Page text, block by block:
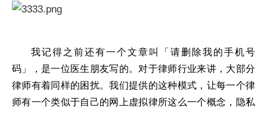
我记得之前还有一个文章叫「请删除我的手机号
码」，是一位医生朋友写的。对于律师行业来讲，大部分
律师有着同样的困扰。我们提供的这种模式，让每一个律
师有一个类似于自己的网上虚拟律所这么一个概念，隐私